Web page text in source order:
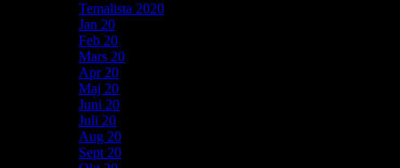
Temalista 2020
Jan 20
Feb 20
Mars 20
Apr 20
Maj 20
Juni 20
Juli 20
Aug 20
Sept 20